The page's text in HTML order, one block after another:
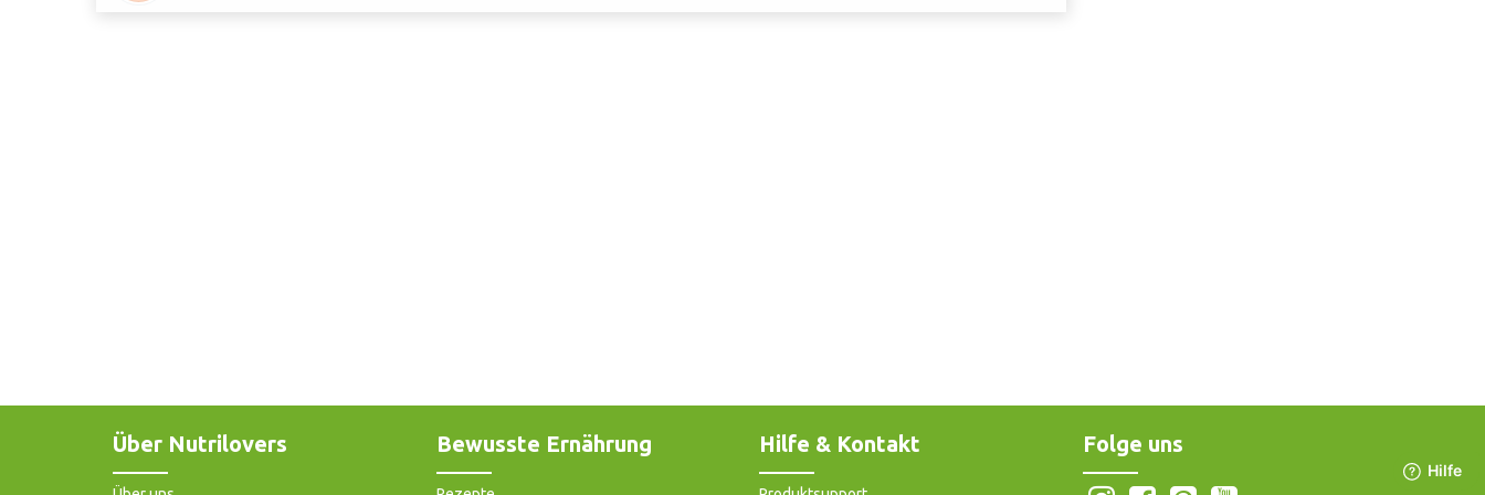
Über Nutrilovers Bewusste Ernährung Hilfe & Kontakt Folge uns